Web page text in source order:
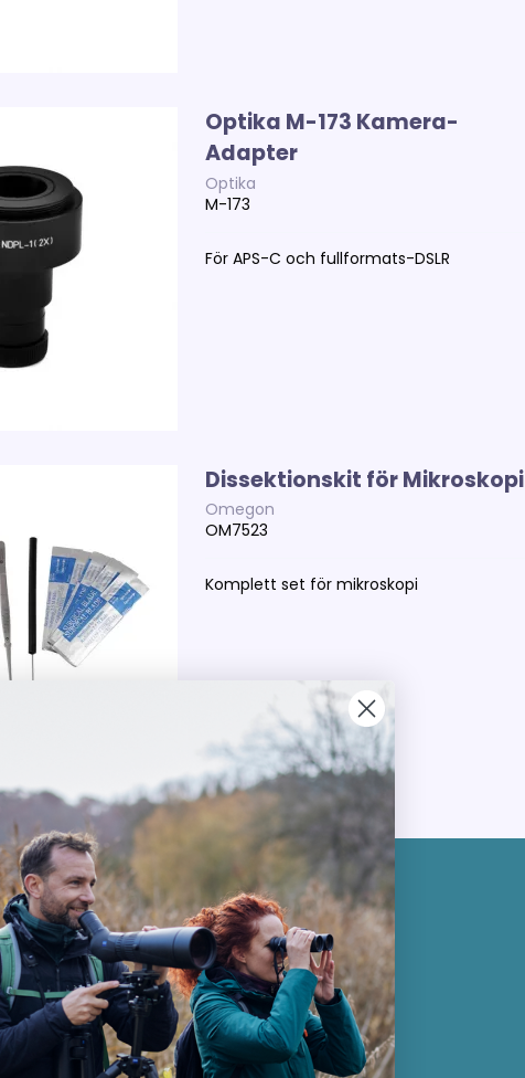
Optika M-173 Kamera-
Adapter
Optika
M-173
För APS-C och fullformats-DSLR
Dissektionskit för Mikroskopi
Omegon
OM7523
Komplett set för mikroskopi
Kundservice
Kontakta oss
Köpvillkor
Returnering
Cookies
Om Kikkertland